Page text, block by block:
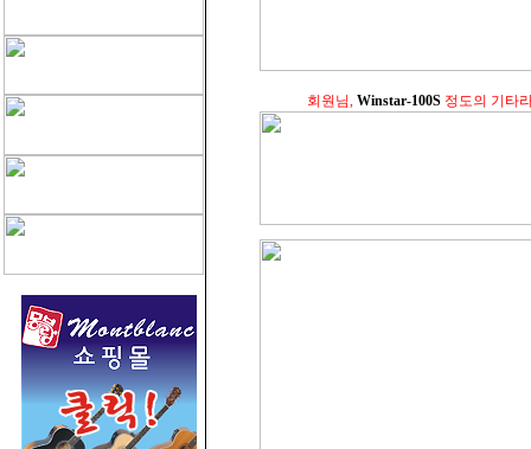
회원님, Winstar-100S정도의 기타